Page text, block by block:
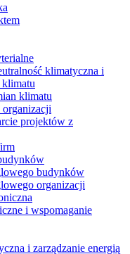
klimatyczna i
klimatu
klimatu
organizacji
projektów z
budynków
organizacji
i wspomaganie
i zarządzanie energią